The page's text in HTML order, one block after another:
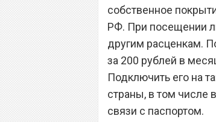
собственное
РФ. При посещении
другим расценкам.
за 200 рублей в
Подключить его на
страны, в том числе
связи с паспортом.